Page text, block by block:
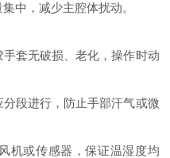
，减少主腔体扰动。
套无破损、老化，操作时动
段进行，防止手部汗气或微
或传感器，保证温湿度均